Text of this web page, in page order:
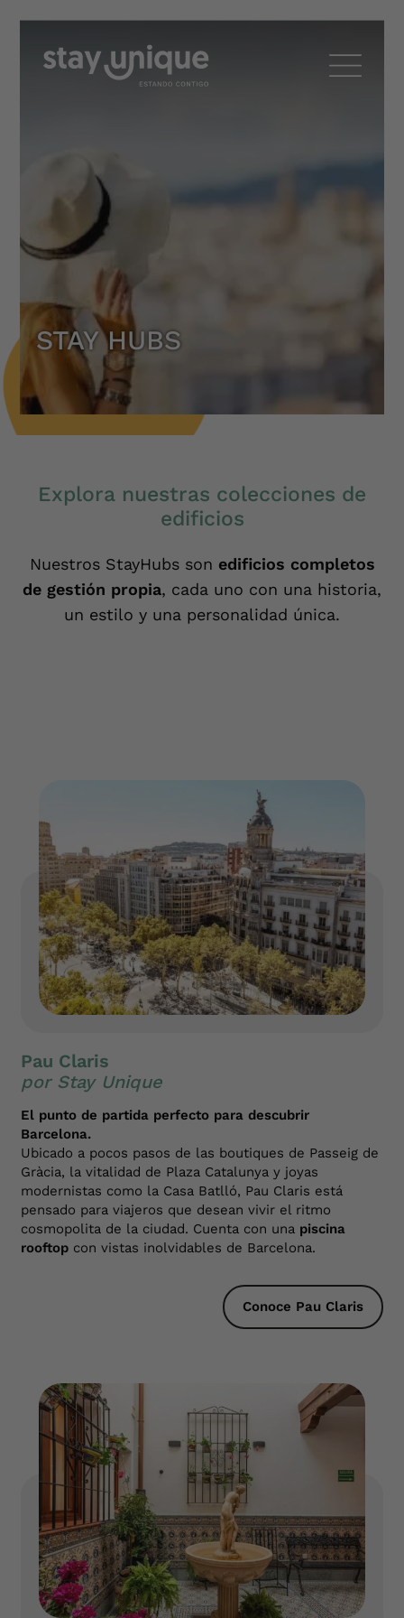
STAY HUBS
Explora nuestras colecciones de
edificios
Nuestros StayHubs son edificios completos
de gestión propia, cada uno con una historia,
un estilo y una personalidad única.
Pau Claris
por Stay Unique
El punto de partida perfecto para descubrir
Barcelona.
Ubicado a pocos pasos de las boutiques de Passeig de
Gràcia, la vitalidad de Plaza Catalunya y joyas
modernistas como la Casa Batlló, Pau Claris está
pensado para viajeros que desean vivir el ritmo
cosmopolita de la ciudad. Cuenta con una piscina
rooftop con vistas inolvidables de Barcelona.
Conoce Pau Claris